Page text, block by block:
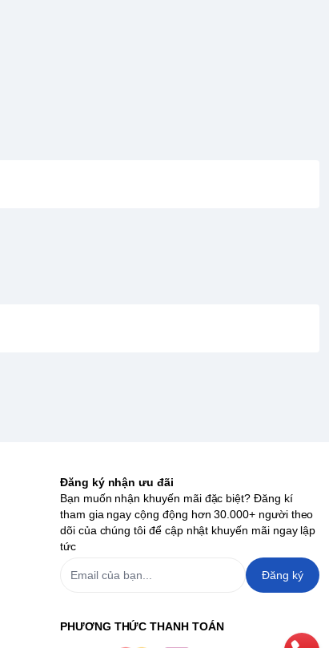
Đăng ký nhận ưu đãi
Bạn muốn nhận khuyến mãi đặc biệt? Đăng kí
tham gia ngay cộng động hơn 30.000+ người theo
dõi của chúng tôi để cập nhật khuyến mãi ngay lập
tức
Đăng ký
PHƯƠNG THỨC THANH TOÁN